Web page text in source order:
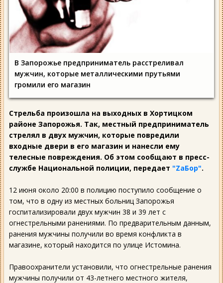
В Запорожье предприниматель расстреливал
мужчин, которые металлическими прутьями
громили его магазин
Стрельба произошла на выходных в Хортицком
районе Запорожья. Так, местный предприниматель
стрелял в двух мужчин, которые повредили
входные двери в его магазин и нанесли ему
телесные повреждения. Об этом сообщают в пресс-
службе Национальной полиции, передает "ZаБор".
12 июня около 20:00 в полицию поступило сообщение о
том, что в одну из местных больниц Запорожья
госпитализировали двух мужчин 38 и 39 лет с
огнестрельными ранениями. По предварительным данным,
ранения мужчины получили во время конфликта в
магазине, который находится по улице Истомина.
Правоохранители установили, что огнестрельные ранения
мужчины получили от 43-летнего местного жителя,